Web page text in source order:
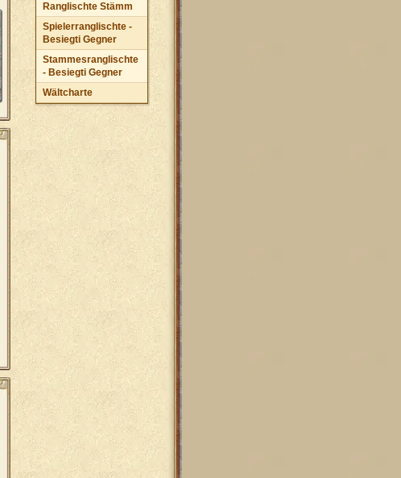
Ranglischte Stämm
Spielerranglischte -
Besiegti Gegner
Stammesranglischte
- Besiegti Gegner
Wältcharte